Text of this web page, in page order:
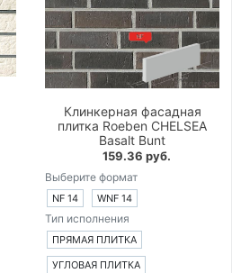
Клинкерная фасадная
плитка Roeben CHELSEA
Basalt Bunt
159.36 руб.
Выберите формат
NF 14 WNF 14
Тип исполнения
ПРЯМАЯ ПЛИТКА
УГЛОВАЯ ПЛИТКА